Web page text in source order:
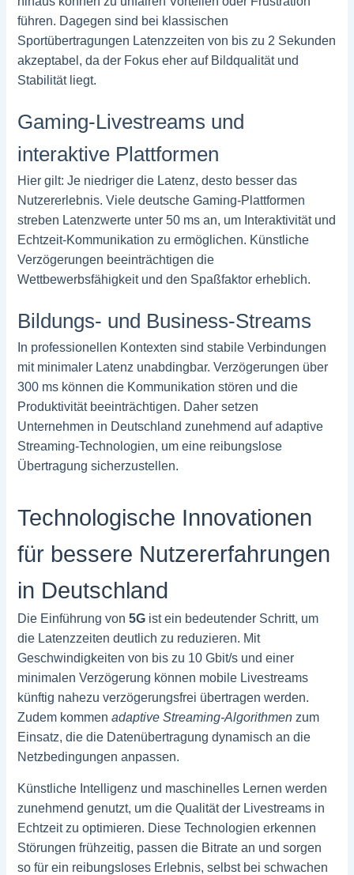
führen. Dagegen sind bei klassischen
Sportübertragungen Latenzzeiten von bis zu 2 Sekunden
akzeptabel, da der Fokus eher auf Bildqualität und
Stabilität liegt.
Gaming-Livestreams und
interaktive Plattformen
Hier gilt: Je niedriger die Latenz, desto besser das
Nutzererlebnis. Viele deutsche Gaming-Plattformen
streben Latenzwerte unter 50 ms an, um Interaktivität und
Echtzeit-Kommunikation zu ermöglichen. Künstliche
Verzögerungen beeinträchtigen die
Wettbewerbsfähigkeit und den Spaßfaktor erheblich.
Bildungs- und Business-Streams
In professionellen Kontexten sind stabile Verbindungen
mit minimaler Latenz unabdingbar. Verzögerungen über
300 ms können die Kommunikation stören und die
Produktivität beeinträchtigen. Daher setzen
Unternehmen in Deutschland zunehmend auf adaptive
Streaming-Technologien, um eine reibungslose
Übertragung sicherzustellen.
Technologische Innovationen
für bessere Nutzererfahrungen
in Deutschland
Die Einführung von5G ist ein bedeutender Schritt, um
die Latenzzeiten deutlich zu reduzieren. Mit
Geschwindigkeiten von bis zu 10 Gbit/s und einer
minimalen Verzögerung können mobile Livestreams
künftig nahezu verzögerungsfrei übertragen werden.
Zudem kommenadaptive Streaming-Algorithmen zum
Einsatz, die die Datenübertragung dynamisch an die
Netzbedingungen anpassen.
Künstliche Intelligenz und maschinelles Lernen werden
zunehmend genutzt, um die Qualität der Livestreams in
Echtzeit zu optimieren. Diese Technologien erkennen
Störungen frühzeitig, passen die Bitrate an und sorgen
so für ein reibungsloses Erlebnis, selbst bei schwachen